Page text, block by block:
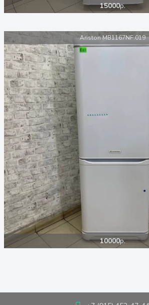
15000р.
Ariston MB1167NF.019
10000р.